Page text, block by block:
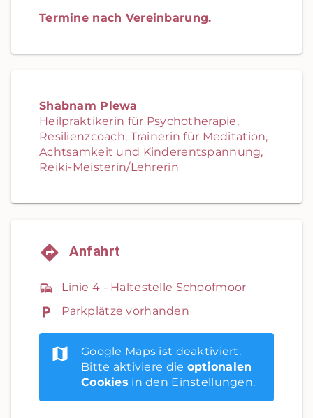
Termine nach Vereinbarung.
Shabnam Plewa
Heilpraktikerin für Psychotherapie,
Resilienzcoach, Trainerin für Meditation,
Achtsamkeit und Kinderentspannung,
Reiki-Meisterin/Lehrerin
Anfahrt
Linie 4 - Haltestelle Schoofmoor
Parkplätze vorhanden
Google Maps ist deaktiviert.
Bitte aktiviere die optionalen
Cookies in den Einstellungen.